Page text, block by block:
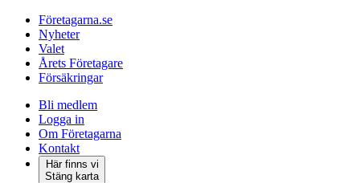
Företagarna.se
Nyheter
Valet
Årets Företagare
Försäkringar
Bli medlem
Logga in
Om Företagarna
Kontakt
Här finns vi
Stäng karta